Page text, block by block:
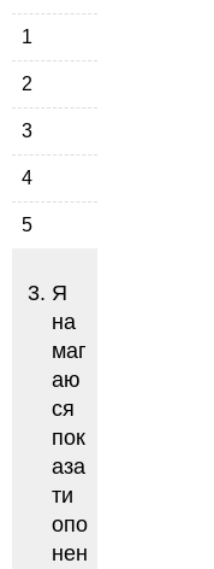
1
2
3
4
5
Я
на
маг
аю
ся
пок
аза
ти
опо
нен